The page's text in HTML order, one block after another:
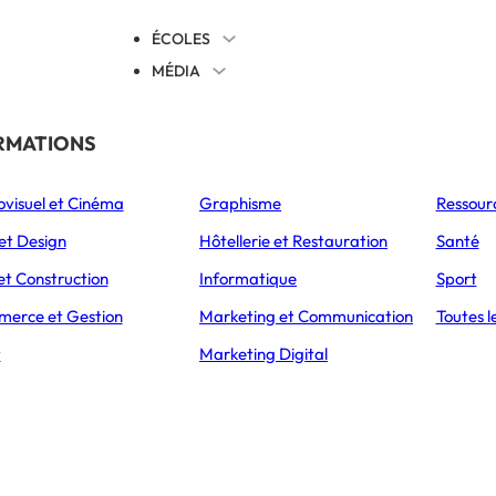
ÉCOLES
MÉDIA
Éducation
L’Express Éducation
Bachelors
Masters
et Cinéma
Design
Construction
et Gestion
Graphisme
Hôtellerie et Restauration
Informatique
Marketing et Communication
Marketing Digital
Santé
Sport
Toutes
ÉTABLISSEMENT PRÉSENTATION ADMISSIONS
Optique